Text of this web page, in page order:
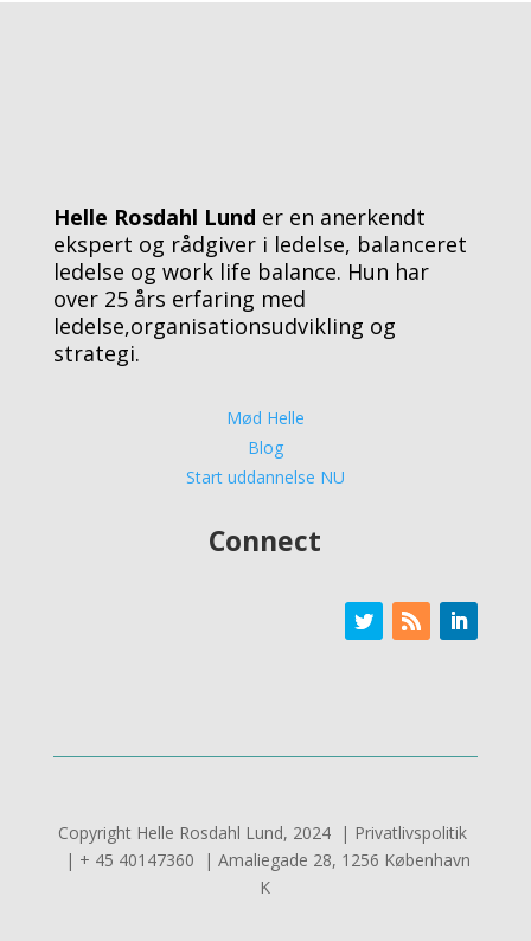
Helle Rosdahl Lund er en anerkendt
ekspert og rådgiver i ledelse, balanceret
ledelse og work life balance. Hun har
over 25 års erfaring med
ledelse,organisationsudvikling og
strategi.
Mød Helle
Blog
Start uddannelse NU
Connect
Copyright Helle Rosdahl Lund, 2024 | Privatlivspolitik
| + 45 40147360 | Amaliegade 28, 1256 København
K